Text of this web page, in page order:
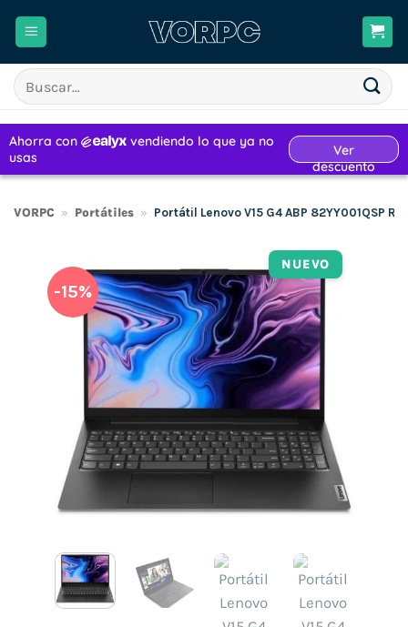
Buscar
por:
VORPC » Portátiles » Portátil Lenovo V15 G4 ABP 82YY001QSP
NUEVO
-15%